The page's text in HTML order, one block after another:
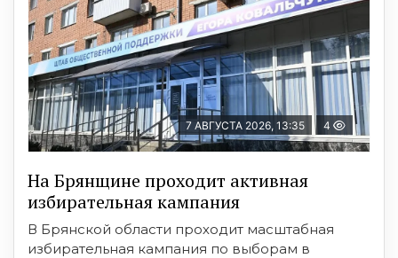
7 АВГУСТА 2026, 13:35 4
На Брянщине проходит активная
избирательная кампания
В Брянской области проходит масштабная
избирательная кампания по выборам в